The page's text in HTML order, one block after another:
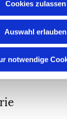
Cookies zulassen
Auswahl erlauben
notwendige
Zum Shop